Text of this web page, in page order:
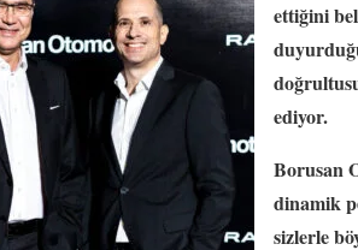
ettiğini
ediyor.
Borusan
dinamik
sizlerle